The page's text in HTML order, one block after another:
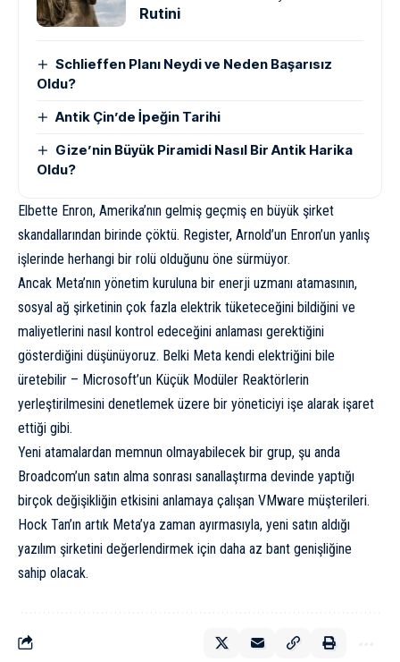
Rutini
Schlieffen Planı Neydi ve Neden Başarısız
Oldu?
Antik Çin’de İpeğin Tarihi
Gize’nin Büyük Piramidi Nasıl Bir Antik Harika
Oldu?
Elbette Enron, Amerika’nın gelmiş geçmiş en büyük şirket
skandallarından birinde çöktü. Register, Arnold’un Enron’un yanlış
işlerinde herhangi bir rolü olduğunu öne sürmüyor.
Ancak Meta’nın yönetim kuruluna bir enerji uzmanı atamasının,
sosyal ağ şirketinin çok fazla elektrik tüketeceğini bildiğini ve
maliyetlerini nasıl kontrol edeceğini anlaması gerektiğini
gösterdiğini düşünüyoruz. Belki Meta kendi elektriğini bile
üretebilir – Microsoft’un Küçük Modüler Reaktörlerin
yerleştirilmesini denetlemek üzere bir yöneticiyi işe alarak işaret
ettiği gibi.
Yeni atamalardan memnun olmayabilecek bir grup, şu anda
Broadcom’un satın alma sonrası sanallaştırma devinde yaptığı
birçok değişikliğin etkisini anlamaya çalışan VMware müşterileri.
Hock Tan’ın artık Meta’ya zaman ayırmasıyla, yeni satın aldığı
yazılım şirketini değerlendirmek için daha az bant genişliğine
sahip olacak.